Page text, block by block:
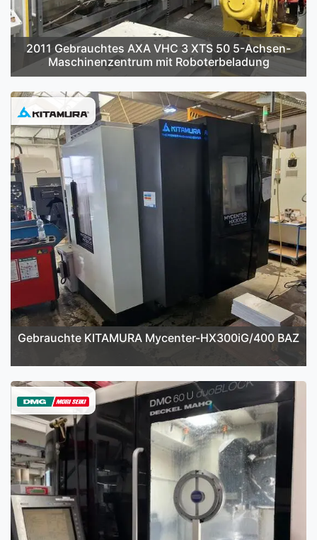
2011 Gebrauchtes AXA VHC 3 XTS 50 5-Achsen-
Maschinenzentrum mit Roboterbeladung
Gebrauchte KITAMURA Mycenter-HX300iG/400 BAZ